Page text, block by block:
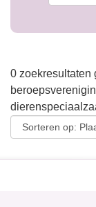
0 zoekresultaten